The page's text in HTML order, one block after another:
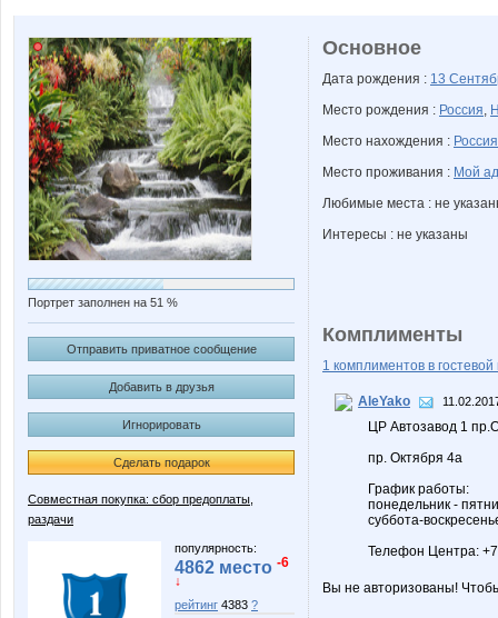
Портрет заполнен на 51 %
Отправить приватное сообщение
Добавить в друзья
Игнорировать
Сделать подарок
Совместная покупка: сбор предоплаты,
раздачи
популярность:
4862 место -6
↓
рейтинг 4383 ?
Основное
Дата рождения : 13
Место рождения : Россия,
Место нахождения : Россия
Место проживания : Мой
Любимые места : не
Интересы : не указаны
Комплименты
1 комплиментов в гостевой
AleYako
ЦР Автозавод 1
пр. Октября 4а
График работы:
понедельник -
суббота-
Телефон Центра:
Вы не авторизованы!